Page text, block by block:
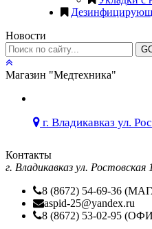
Новости
Магазин "Медтехника"
г. Владикавказ ул.
Контакты
г. Владикавказ ул. Ростовская
8 (8672) 54-69-36
aspid-25@yandex.ru
8 (8672) 53-02-95